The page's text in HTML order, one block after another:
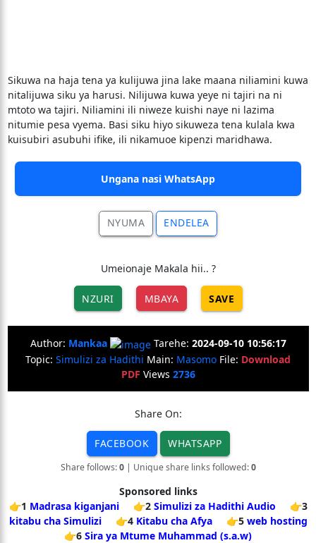
Sikuwa na haja tena ya kulijuwa jina lake maana niliamini kuwa
nitalijuwa siku ya harusi. Nilijuwa kuwa yeye ni tajiri na ni
mtoto wa tajiri. Niliamini ili niweze kuishi naye ni lazima
nitumie pesa vyema. Basi siku hiyo sikuweza tena kulala kwa
kuisubiri asubuhi ifike, ili nikamuoe kipenzi maridhawa.
Ungana nasi WhatsApp
NYUMA ENDELEA
Umeionaje Makala hii.. ?
NZURI MBAYA SAVE
Author: Mankaa Tarehe: 2024-09-10 10:56:17
Topic: Simulizi za Hadithi Main: Masomo File: Download
PDF Views 2736
Share On:
FACEBOOK WHATSAPP
Share follows:0| Unique share links followed:0
Sponsored links
👉1 Madrasa kiganjani 👉2 Simulizi za Hadithi Audio
👉3
kitabu cha Simulizi
👉4 Kitabu cha Afya 👉5 web hosting
👉6 Sira ya Mtume Muhammad (s.a.w)